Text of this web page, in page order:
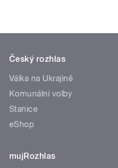
Český rozhlas
Válka na Ukrajině
Komunální volby
Stanice
eShop
mujRozhlas